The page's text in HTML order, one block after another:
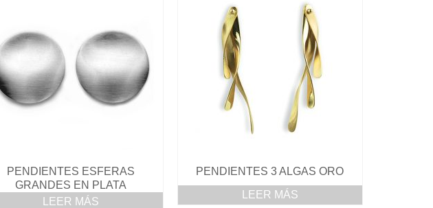
PENDIENTES ESFERAS
GRANDES EN PLATA
LEER MÁS
PENDIENTES 3 ALGAS ORO
LEER MÁS